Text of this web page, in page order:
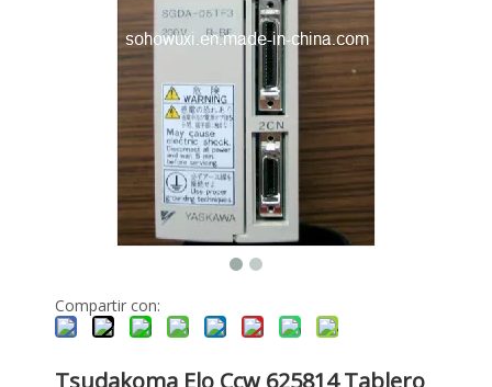
Compartir con:
Tsudakoma Elo Ccw 625814 Tablero